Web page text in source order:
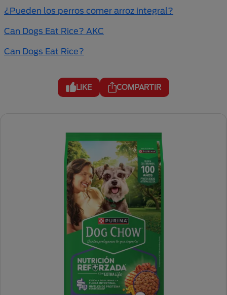
¿Pueden los perros comer arroz integral?
Can Dogs Eat Rice? AKC
Can Dogs Eat Rice?
LIKE COMPARTIR